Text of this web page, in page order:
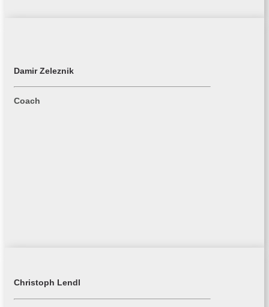
Damir Zeleznik
Coach
Christoph Lendl